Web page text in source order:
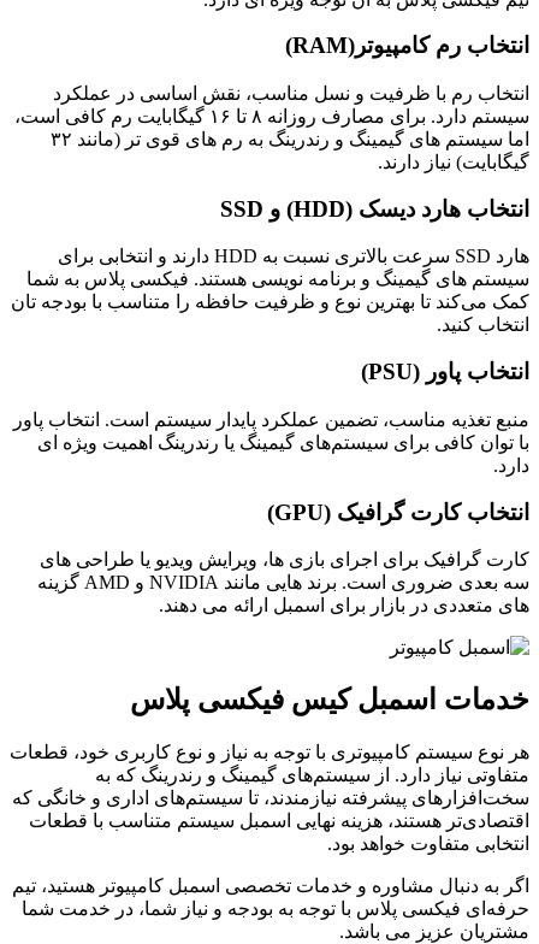
انتخاب رم کامپیوتر(RAM)
انتخاب رم با ظرفیت و نسل مناسب، نقش اساسی در عملکرد
سیستم دارد. برای مصارف روزانه ۸ تا ۱۶ گیگابایت رم کافی است،
اما سیستم‌ های گیمینگ و رندرینگ به رم‌ های قوی‌ تر (مانند ۳۲
گیگابایت) نیاز دارند.
انتخاب هارد دیسک (HDD) و SSD
هارد SSD سرعت بالاتری نسبت به HDD دارند و انتخابی برای
سیستم‌ های گیمینگ و برنامه‌ نویسی هستند. فیکسی پلاس به شما
کمک می‌کند تا بهترین نوع و ظرفیت حافظه را متناسب با بودجه‌ تان
انتخاب کنید.
انتخاب پاور (PSU)
منبع تغذیه مناسب، تضمین عملکرد پایدار سیستم است. انتخاب پاور
با توان کافی برای سیستم‌های گیمینگ یا رندرینگ اهمیت ویژه‌ ای
دارد.
انتخاب کارت گرافیک (GPU)
کارت گرافیک برای اجرای بازی‌ ها، ویرایش ویدیو یا طراحی‌ های
سه‌ بعدی ضروری است. برند هایی مانند NVIDIA و AMD گزینه‌
های متعددی در بازار برای اسمبل ارائه می‌ دهند.
خدمات اسمبل کیس فیکسی پلاس
هر نوع سیستم کامپیوتری با توجه به نیاز و نوع کاربری خود، قطعات
متفاوتی نیاز دارد. از سیستم‌های گیمینگ و رندرینگ که به
سخت‌افزارهای پیشرفته نیازمندند، تا سیستم‌های اداری و خانگی که
اقتصادی‌تر هستند، هزینه نهایی اسمبل سیستم متناسب با قطعات
انتخابی متفاوت خواهد بود.
اگر به دنبال مشاوره و خدمات تخصصی اسمبل کامپیوتر هستید، تیم
حرفه‌ای فیکسی پلاس با توجه به بودجه و نیاز شما، در خدمت شما
مشتریان عزیز می باشد.